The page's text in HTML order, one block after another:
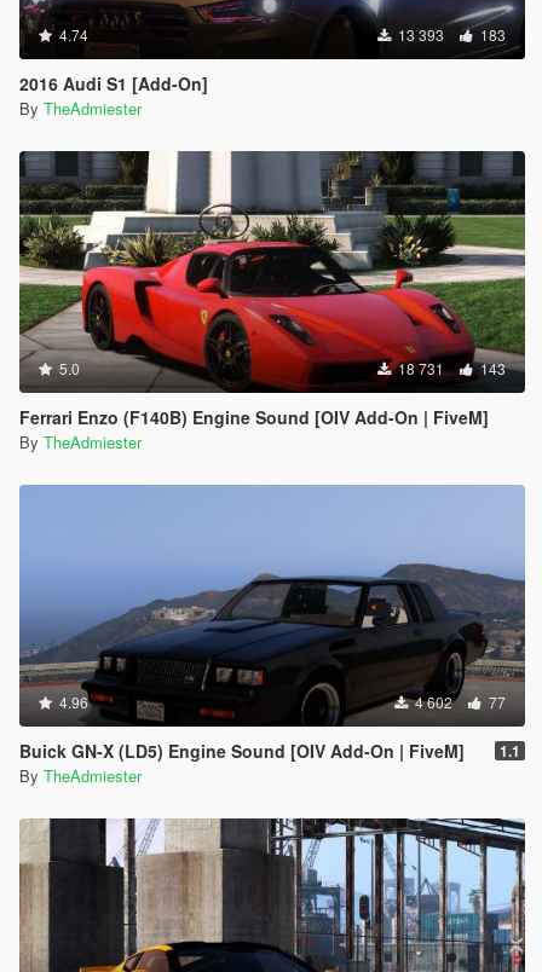
4.74 13 393 183
2016 Audi S1 [Add-On]
By TheAdmiester
5.0 18 731 143
Ferrari Enzo (F140B) Engine Sound [OIV Add-On | FiveM]
By TheAdmiester
4.96 4 602 77
Buick GN-X (LD5) Engine Sound [OIV Add-On | FiveM] 1.1
By TheAdmiester